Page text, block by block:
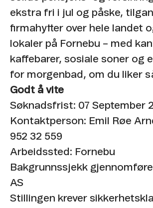
ekstra fri i jul og påske,
firmahytter over hele landet
lokaler på Fornebu – med
kaffebarer, sosiale soner og
for morgenbad, om du liker
Godt å vite
Søknadsfrist: 07 September
Kontaktperson: Emil Røe
952 32 559
Arbeidssted: Fornebu
Bakgrunnssjekk
AS
Stillingen krever